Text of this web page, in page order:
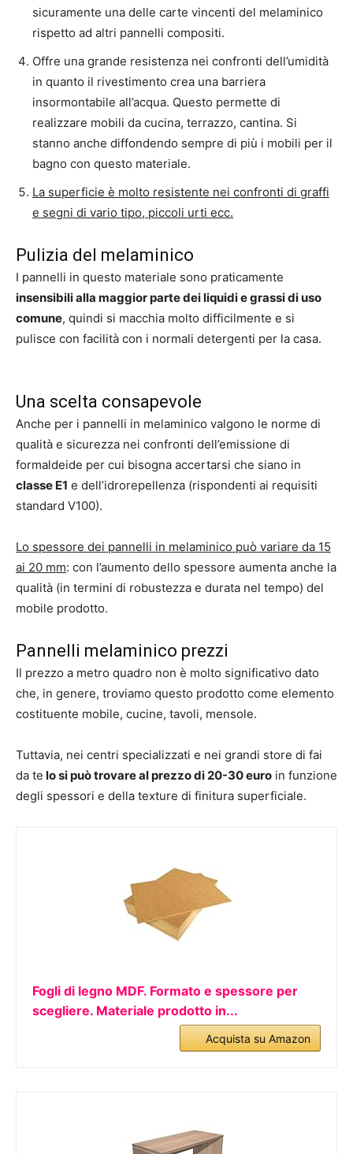
sicuramente una delle carte vincenti del melaminico
rispetto ad altri pannelli compositi.
Offre una grande resistenza nei confronti dell’umidità
in quanto il rivestimento crea una barriera
insormontabile all’acqua. Questo permette di
realizzare mobili da cucina, terrazzo, cantina. Si
stanno anche diffondendo sempre di più i mobili per il
bagno con questo materiale.
La superficie è molto resistente nei confronti di graffi
e segni di vario tipo, piccoli urti ecc.
Pulizia del melaminico
I pannelli in questo materiale sono praticamente
insensibili alla maggior parte dei liquidi e grassi di uso
comune, quindi si macchia molto difficilmente e si
pulisce con facilità con i normali detergenti per la casa.
Una scelta consapevole
Anche per i pannelli in melaminico valgono le norme di
qualità e sicurezza nei confronti dell’emissione di
formaldeide per cui bisogna accertarsi che siano in
classe E1 e dell’idrorepellenza (rispondenti ai requisiti
standard V100).
Lo spessore dei pannelli in melaminico può variare da 15
ai 20 mm: con l’aumento dello spessore aumenta anche la
qualità (in termini di robustezza e durata nel tempo) del
mobile prodotto.
Pannelli melaminico prezzi
Il prezzo a metro quadro non è molto significativo dato
che, in genere, troviamo questo prodotto come elemento
costituente mobile, cucine, tavoli, mensole.
Tuttavia, nei centri specializzati e nei grandi store di fai
da te lo si può trovare al prezzo di 20-30 euro in funzione
degli spessori e della texture di finitura superficiale.
Fogli di legno MDF. Formato e spessore per
scegliere. Materiale prodotto in...
Acquista su Amazon